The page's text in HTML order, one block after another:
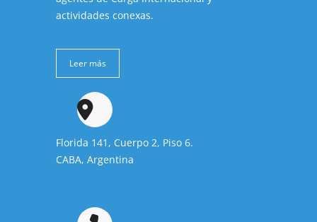
actividades conexas.
Leer más
Florida 141, Cuerpo 2, Piso 6.
CABA, Argentina